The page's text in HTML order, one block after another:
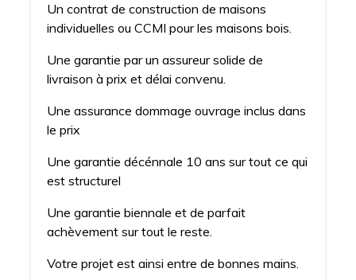
Un contrat de construction de maisons
individuelles ou CCMI pour les maisons bois.
Une garantie par un assureur solide de
livraison à prix et délai convenu.
Une assurance dommage ouvrage inclus dans
le prix
Une garantie décénnale 10 ans sur tout ce qui
est structurel
Une garantie biennale et de parfait
achèvement sur tout le reste.
Votre projet est ainsi entre de bonnes mains.